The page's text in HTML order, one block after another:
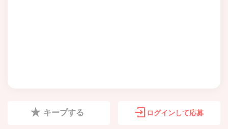
キープする ログインして応募